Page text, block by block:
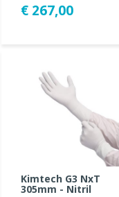
€ 267,00
Kimtech G3 NxT
305mm - Nitril